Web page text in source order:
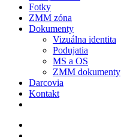
Fotky
ZMM zóna
Dokumenty
Vizuálna identita
Podujatia
MS a OS
ZMM dokumenty
Darcovia
Kontakt